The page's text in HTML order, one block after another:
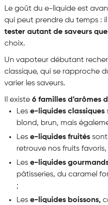
Le goût du e-liquide est
qui peut prendre du temps :
tester autant de saveurs
choix.
Un vapoteur débutant
classique, qui se rapproche
varier les saveurs.
Il existe6 familles d’arômes
Les e-liquides classiques
blond, brun, mais
Les e-liquides fruitéssont
retrouve nos fruits
Les e-liquides
pâtisseries, du caramel
;
Les e-liquides boissons,